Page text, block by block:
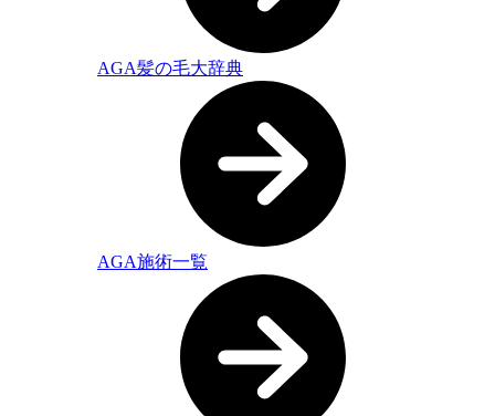
AGA髪の毛大辞典
AGA施術一覧